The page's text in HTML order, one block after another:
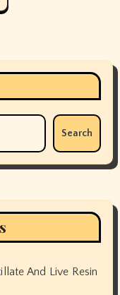
Search
And Live Resin